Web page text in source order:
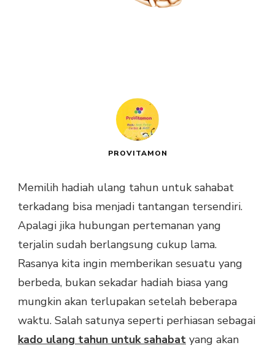
PROVITAMON
Memilih hadiah ulang tahun untuk sahabat
terkadang bisa menjadi tantangan tersendiri.
Apalagi jika hubungan pertemanan yang
terjalin sudah berlangsung cukup lama.
Rasanya kita ingin memberikan sesuatu yang
berbeda, bukan sekadar hadiah biasa yang
mungkin akan terlupakan setelah beberapa
waktu. Salah satunya seperti perhiasan sebagai
kado ulang tahun untuk sahabat yang akan